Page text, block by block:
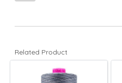
Related Product